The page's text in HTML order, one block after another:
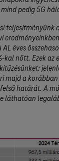
pedig 5G
AL éves
kal nőtt. Ezek
majd a
határát. A
láthatóan